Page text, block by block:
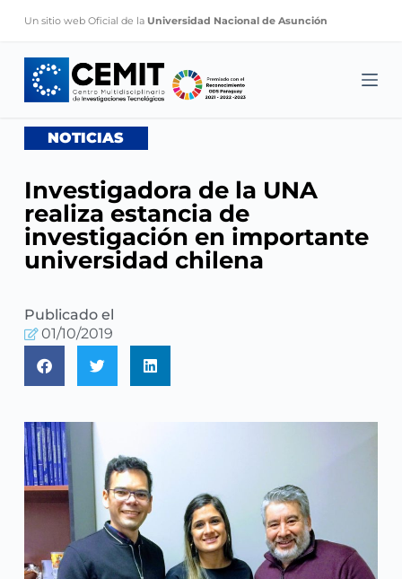
S
o
n
e
Un sitio web Oficial de la Universidad Nacional de Asunción
NOTICIAS
Investigadora de la UNA
realiza estancia de
investigación en importante
universidad chilena
Publicado el
01/10/2019